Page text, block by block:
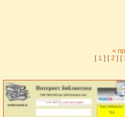
<
[1 ] [2 ] [